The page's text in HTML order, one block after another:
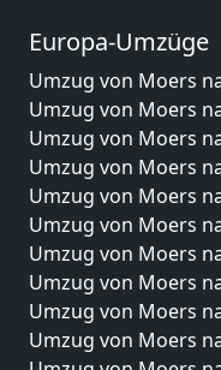
Europa-Umzüge
Umzug von Moers
Umzug von Moers
Umzug von Moers
Umzug von Moers
Umzug von Moers
Umzug von Moers
Umzug von Moers
Umzug von Moers
Umzug von Moers
Umzug von Moers